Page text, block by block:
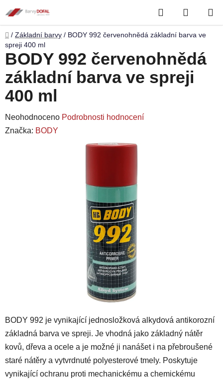
na
obsah
Hledat
KOŠÍK
Domů
/ Základní barvy / BODY 992 červenohnědá základní barva ve
spreji 400 ml
BODY 992 je vynikající jednosložková alkydová antikorozní
základná barva ve spreji. Je vhodná jako základný nátěr
kovů, dřeva a ocele a je možné ji nanášet i na přebroušené
staré nátěry a vytvrdnuté polyesterové tmely. Poskytuje
vynikající ochranu proti mechanickému a chemickému
BODY 992 červenohnědá
základní barva ve spreji
400 ml
Průměrné
hodnocení
Neohodnoceno Podrobnosti hodnocení
Značka: BODY